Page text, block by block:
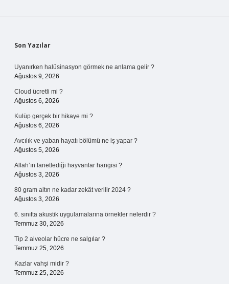
Sidebar
Son Yazılar
Uyanırken halüsinasyon görmek ne anlama gelir ?
Ağustos 9, 2026
Cloud ücretli mi ?
Ağustos 6, 2026
Kulüp gerçek bir hikaye mi ?
Ağustos 6, 2026
Avcılık ve yaban hayatı bölümü ne iş yapar ?
Ağustos 5, 2026
Allah’ın lanetlediği hayvanlar hangisi ?
Ağustos 3, 2026
80 gram altın ne kadar zekât verilir 2024 ?
Ağustos 3, 2026
6. sınıfta akustik uygulamalarına örnekler nelerdir ?
Temmuz 30, 2026
Tip 2 alveolar hücre ne salgılar ?
Temmuz 25, 2026
Kazlar vahşi midir ?
Temmuz 25, 2026